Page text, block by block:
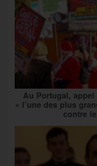
Au Portugal,
« l’une des plus
contre